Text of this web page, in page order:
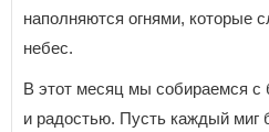
наполняются огнями, которые
небес.
В этот месяц мы собираемся с
и радостью. Пусть каждый миг